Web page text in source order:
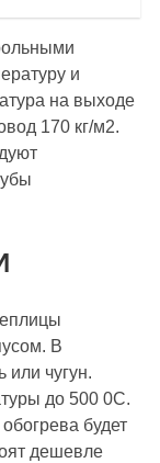
и
на выходе
170 кг/м2.
В
или чугун.
до 500 0С.
будет
дешевле